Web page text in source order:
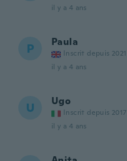
il y a 4 ans
P Paula
Inscrit depuis 2021
il y a 4 ans
U Ugo
Inscrit depuis 2017
il y a 4 ans